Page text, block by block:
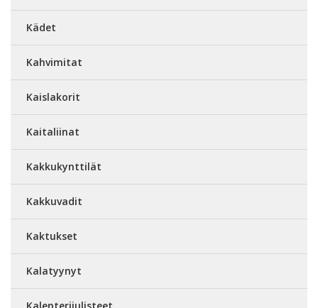
Kädet
Kahvimitat
Kaislakorit
Kaitaliinat
Kakkukynttilät
Kakkuvadit
Kaktukset
Kalatyynyt